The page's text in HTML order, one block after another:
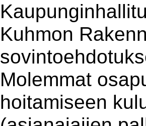
Kuhmon
Molemmat
hoitamiseen